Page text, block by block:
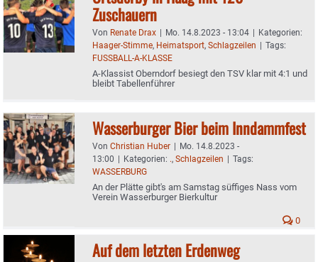
Zuschauern
Von Renate Drax | Mo. 14.8.2023 - 13:04 | Kategorien:
Haager-Stimme, Heimatsport, Schlagzeilen | Tags:
FUSSBALL-A-KLASSE
A-Klassist Oberndorf besiegt den TSV klar mit 4:1 und
bleibt Tabellenführer
Wasserburger Bier beim Inndammfest
Von Christian Huber | Mo. 14.8.2023 -
13:00 | Kategorien: ., Schlagzeilen | Tags:
WASSERBURG
An der Plätte gibt's am Samstag süffiges Nass vom
Verein Wasserburger Bierkultur
0
Auf dem letzten Erdenweg